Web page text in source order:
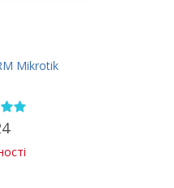
Mikrotik